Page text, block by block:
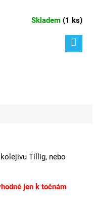
Skladem (1 ks)
Tillig, nebo
jen k točnám